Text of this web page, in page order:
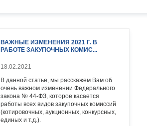
ВАЖНЫЕ ИЗМЕНЕНИЯ 2021 Г. В
РАБОТЕ ЗАКУПОЧНЫХ КОМИС...
18.02.2021
В данной статье, мы расскажем Вам об
очень важном изменении Федерального
закона № 44-ФЗ, которое касается
работы всех видов закупочных комиссий
(котировочных, аукционных, конкурсных,
единых и т.д.).